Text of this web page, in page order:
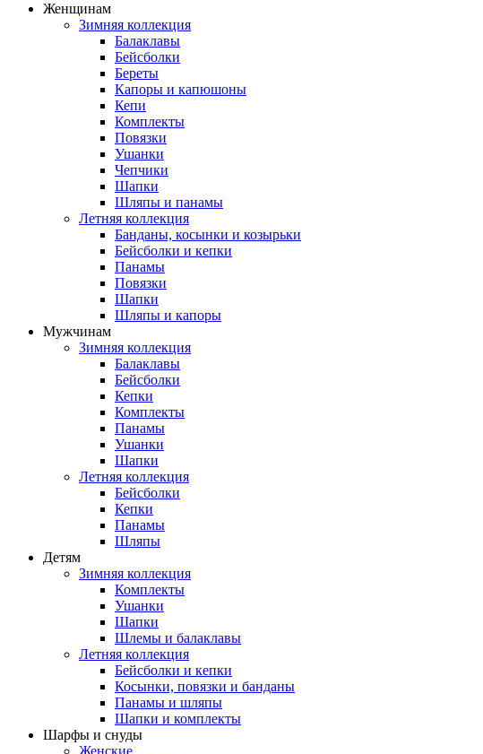
Женщинам
Зимняя коллекция
Балаклавы
Бейсболки
Береты
Капоры и капюшоны
Кепи
Комплекты
Повязки
Ушанки
Чепчики
Шапки
Шляпы и панамы
Летняя коллекция
Банданы, косынки и козырьки
Бейсболки и кепки
Панамы
Повязки
Шапки
Шляпы и капоры
Мужчинам
Зимняя коллекция
Балаклавы
Бейсболки
Кепки
Комплекты
Панамы
Ушанки
Шапки
Летняя коллекция
Бейсболки
Кепки
Панамы
Шляпы
Детям
Зимняя коллекция
Комплекты
Ушанки
Шапки
Шлемы и балаклавы
Летняя коллекция
Бейсболки и кепки
Косынки, повязки и банданы
Панамы и шляпы
Шапки и комплекты
Шарфы и снуды
Женские